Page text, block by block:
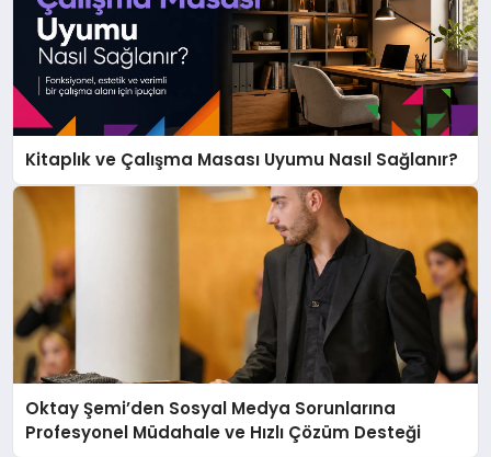
Kitaplık ve Çalışma Masası Uyumu Nasıl Sağlanır?
Oktay Şemi’den Sosyal Medya Sorunlarına
Profesyonel Müdahale ve Hızlı Çözüm Desteği